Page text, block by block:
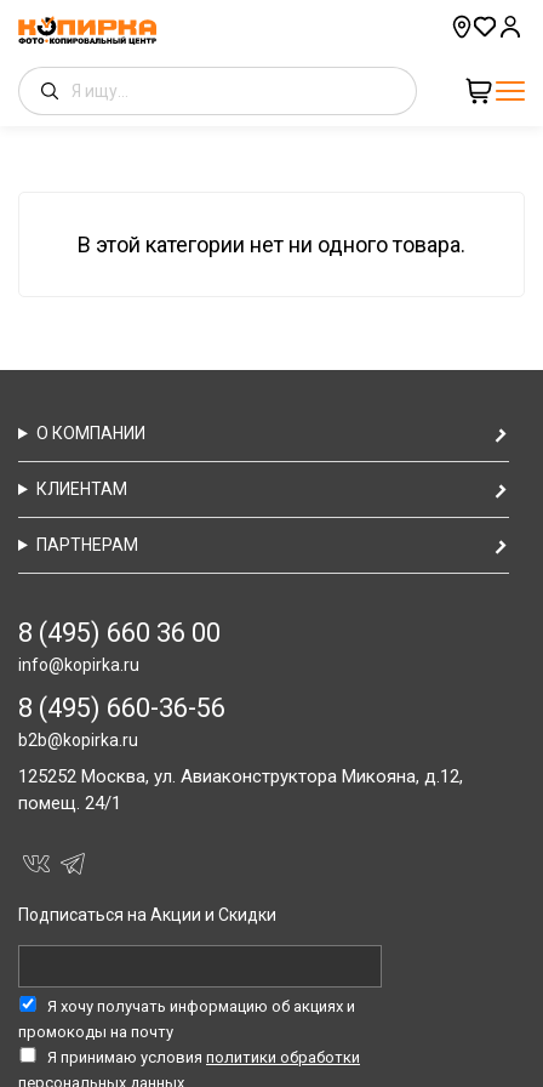
В этой категории нет ни одного товара.
О КОМПАНИИ
КЛИЕНТАМ
ПАРТНЕРАМ
8 (495) 660 36 00
info@kopirka.ru
8 (495) 660-36-56
b2b@kopirka.ru
125252 Москва, ул. Авиаконструктора Микояна, д.12,
помещ. 24/1
Подписаться на Акции и Скидки
Я хочу получать информацию об акциях и
промокоды на почту
Я принимаю условия политики обработки
персональных данных